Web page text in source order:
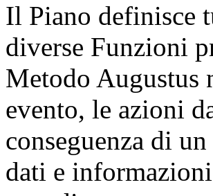
Il Piano definisce
diverse Funzioni
Metodo Augustus
evento, le azioni
conseguenza di
dati e